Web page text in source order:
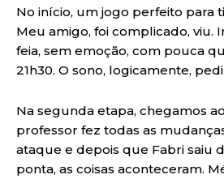
No início, um jogo perfeito para
Meu amigo, foi complicado, viu.
feia, sem emoção, com pouca
21h30. O sono, logicamente,
Na segunda etapa, chegamos
professor fez todas as
ataque e depois que Fabri saiu
ponta, as coisas aconteceram.